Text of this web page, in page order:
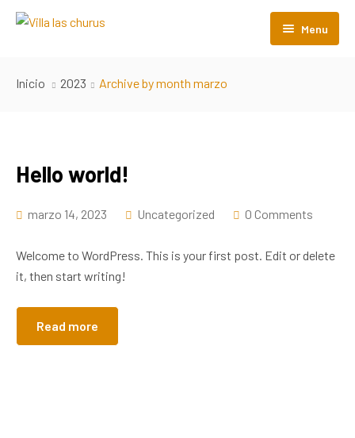
Menu
Habitaciones
La casa
Equilibrio
Privacidad
Como llegar
Inicio 2023 Archive by month marzo
Hello world!
marzo 14, 2023 Uncategorized 0 Comments
Welcome to WordPress. This is your first post. Edit or delete
it, then start writing!
Read more